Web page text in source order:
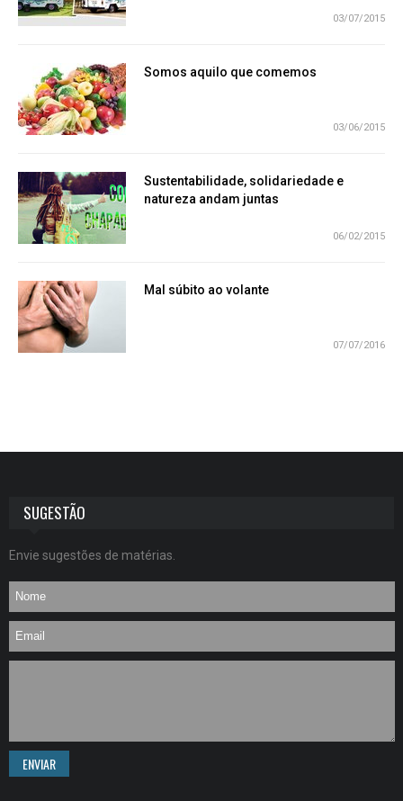
03/07/2015
Somos aquilo que comemos
03/06/2015
Sustentabilidade, solidariedade e
natureza andam juntas
06/02/2015
Mal súbito ao volante
07/07/2016
SUGESTÃO
Envie sugestões de matérias.
ENVIAR